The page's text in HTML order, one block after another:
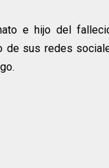
e hijo del
de sus redes